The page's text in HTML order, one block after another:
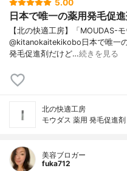
5.00
日本で唯一の薬用発毛促進
【北の快適工房】「MOUDAS-
@kitanokaitekikobo日本で唯一
発毛促進剤だけど…続きを見る
北の快適工房
モウダス 薬用 発毛促進剤
美容ブロガー
fuka712